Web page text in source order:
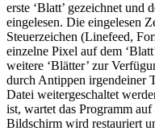
erste ‘Blatt’ gezeichnet
eingelesen. Die eingelesen
Steuerzeichen (Linefeed,
einzelne Pixel auf dem
weitere ‘Blätter’ zur
durch Antippen irgendeiner
Datei weitergeschaltet
ist, wartet das Programm
Bildschirm wird restauriert